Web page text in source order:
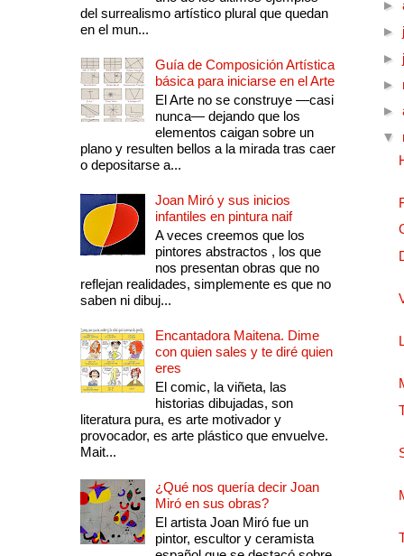
del surrealismo artístico plural que quedan
en el mun...
Guía de Composición Artística
básica para iniciarse en el Arte
El Arte no se construye —casi
nunca— dejando que los
elementos caigan sobre un
plano y resulten bellos a la mirada tras caer
o depositarse a...
Joan Miró y sus inicios
infantiles en pintura naif
A veces creemos que los
pintores abstractos , los que
nos presentan obras que no
reflejan realidades, simplemente es que no
saben ni dibuj...
Encantadora Maitena. Dime
con quien sales y te diré quien
eres
El comic, la viñeta, las
historias dibujadas, son
literatura pura, es arte motivador y
provocador, es arte plástico que envuelve.
Mait...
¿Qué nos quería decir Joan
Miró en sus obras?
El artista Joan Miró fue un
pintor, escultor y ceramista
►
►
►
►
►
▼